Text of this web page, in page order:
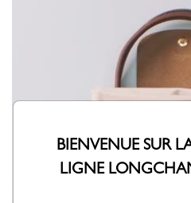
BIENVENUE SUR
LIGNE